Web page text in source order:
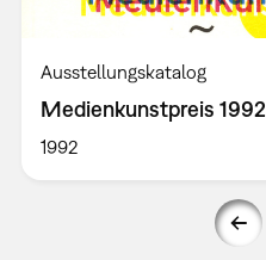
Ausstellungskatalog
Medienkunstpreis 1992
1992